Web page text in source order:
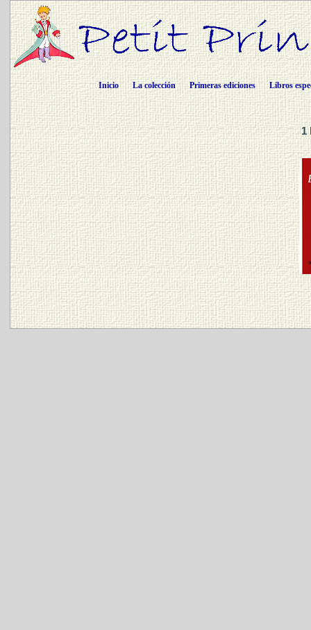
Inicio La colección Primeras ediciones Libros
1